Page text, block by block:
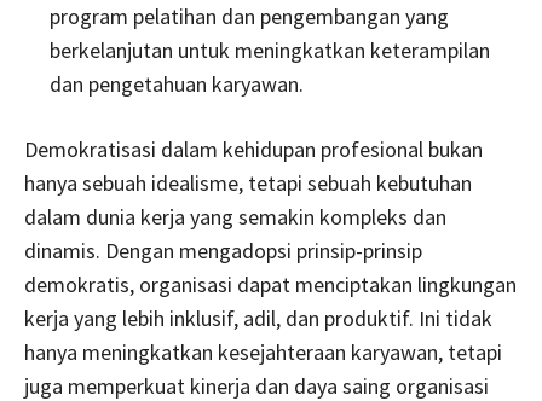
program pelatihan dan pengembangan yang
berkelanjutan untuk meningkatkan keterampilan
dan pengetahuan karyawan.
Demokratisasi dalam kehidupan profesional bukan
hanya sebuah idealisme, tetapi sebuah kebutuhan
dalam dunia kerja yang semakin kompleks dan
dinamis. Dengan mengadopsi prinsip-prinsip
demokratis, organisasi dapat menciptakan lingkungan
kerja yang lebih inklusif, adil, dan produktif. Ini tidak
hanya meningkatkan kesejahteraan karyawan, tetapi
juga memperkuat kinerja dan daya saing organisasi